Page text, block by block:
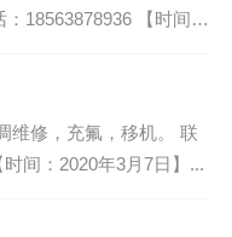
18563878936 【时间：
维修，充氟，移机。 联
间：2020年3月7日】...